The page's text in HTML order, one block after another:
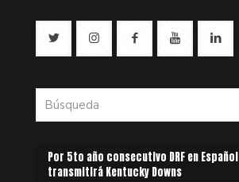
Por 5to año consecutivo DRF en Español
transmitirá Kentucky Downs